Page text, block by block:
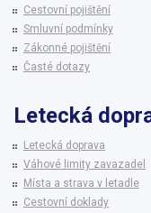
Cestovní pojištění
Smluvní podmínky
Zákonné pojištění
Časté dotazy
Letecká
Letecká doprava
Váhové limity zavazadel
Místa a strava v letadle
Cestovní doklady